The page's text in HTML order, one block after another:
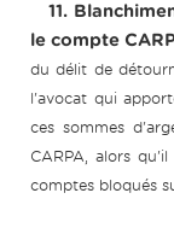
11.
le compte
du délit de
l'avocat qui
ces sommes
CARPA, alors
comptes bloqués